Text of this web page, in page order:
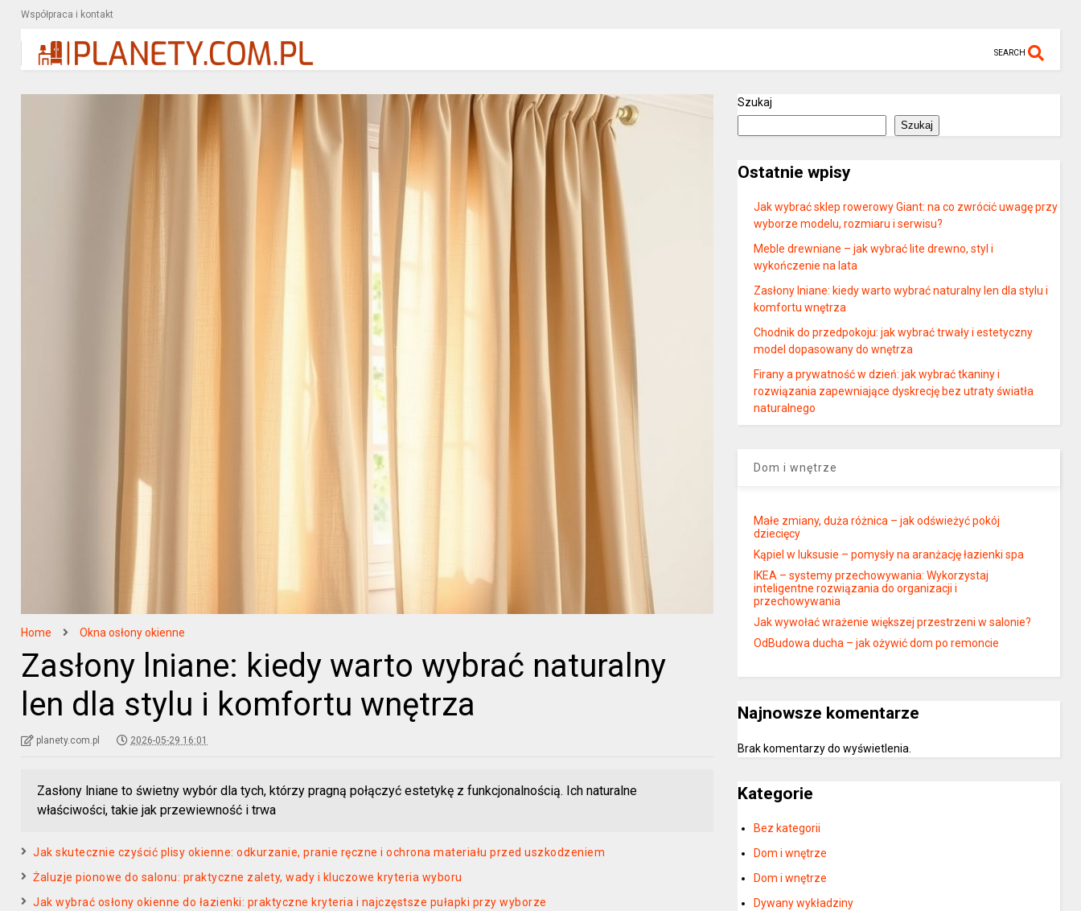
Współpraca i kontakt
SEARCH
Home Okna osłony okienne
Zasłony lniane: kiedy warto wybrać naturalny
len dla stylu i komfortu wnętrza
planety.com.pl 2026-05-29 16:01
Zasłony lniane to świetny wybór dla tych, którzy pragną połączyć estetykę z funkcjonalnością. Ich naturalne
właściwości, takie jak przewiewność i trwa
Jak skutecznie czyścić plisy okienne: odkurzanie, pranie ręczne i ochrona materiału przed uszkodzeniem
Żaluzje pionowe do salonu: praktyczne zalety, wady i kluczowe kryteria wyboru
Jak wybrać osłony okienne do łazienki: praktyczne kryteria i najczęstsze pułapki przy wyborze
Szukaj
Szukaj
Ostatnie wpisy
Jak wybrać sklep rowerowy Giant: na co zwrócić uwagę przy
wyborze modelu, rozmiaru i serwisu?
Meble drewniane – jak wybrać lite drewno, styl i
wykończenie na lata
Zasłony lniane: kiedy warto wybrać naturalny len dla stylu i
komfortu wnętrza
Chodnik do przedpokoju: jak wybrać trwały i estetyczny
model dopasowany do wnętrza
Firany a prywatność w dzień: jak wybrać tkaniny i
rozwiązania zapewniające dyskrecję bez utraty światła
naturalnego
Dom i wnętrze
Małe zmiany, duża różnica – jak odświeżyć pokój
dziecięcy
Kąpiel w luksusie – pomysły na aranżację łazienki spa
IKEA – systemy przechowywania: Wykorzystaj
inteligentne rozwiązania do organizacji i
przechowywania
Jak wywołać wrażenie większej przestrzeni w salonie?
OdBudowa ducha – jak ożywić dom po remoncie
Najnowsze komentarze
Brak komentarzy do wyświetlenia.
Kategorie
Bez kategorii
Dom i wnętrze
Dom i wnętrze
Dywany wykładziny